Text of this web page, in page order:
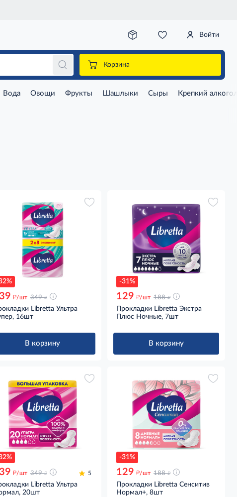
Войти
Корзина
Вода Овощи Фрукты Шашлыки Сыры Крепкий
д/шт 349 д
Libretta Ультра
16шт
В корзину
-31%
129 д/шт 188 д
Прокладки Libretta Экстра
Плюс Ночные, 7шт
В корзину
д/шт 349 д 5
Libretta Ультра
20шт
-31%
129 д/шт 188 д
Прокладки Libretta Сенситив
Нормал+, 8шт